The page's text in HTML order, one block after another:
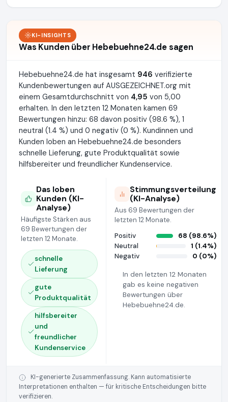
KI-INSIGHTS
Was Kunden über Hebebuehne24.de sagen
Hebebuehne24.de hat insgesamt 946 verifizierte
Kundenbewertungen auf AUSGEZEICHNET.org mit
einem Gesamtdurchschnitt von 4,95 von 5,00
erhalten. In den letzten 12 Monaten kamen 69
Bewertungen hinzu: 68 davon positiv (98.6 %), 1
neutral (1.4 %) und 0 negativ (0 %). Kundinnen und
Kunden loben an Hebebuehne24.de besonders
schnelle Lieferung, gute Produktqualität sowie
hilfsbereiter und freundlicher Kundenservice.
Das loben
Kunden (KI-
Analyse)
Häufigste Stärken aus
69 Bewertungen der
letzten 12 Monate.
schnelle
Lieferung
gute
Produktqualität
hilfsbereiter
und
freundlicher
Kundenservice
Stimmungsverteilung
(KI-Analyse)
Aus 69 Bewertungen der
letzten 12 Monate.
Positiv
68 (98.6%)
Neutral
1 (1.4%)
Negativ
0 (0%)
In den letzten 12 Monaten
gab es keine negativen
Bewertungen über
Hebebuehne24.de.
KI-generierte Zusammenfassung. Kann automatisierte
Interpretationen enthalten — für kritische Entscheidungen bitte
verifizieren.